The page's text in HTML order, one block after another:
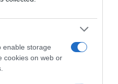
enable storage
cookies on web or
στοGoogle News
τις ειδήσεις